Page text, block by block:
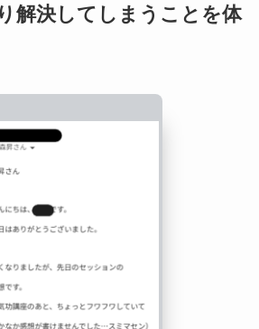
解決してしまうことを体